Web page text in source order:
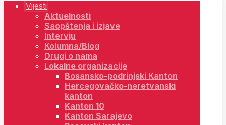
Vijesti
Aktuelnosti
Saopštenja i izjave
Intervju
Kolumna/Blog
Drugi o nama
Lokalne organizacije
Bosansko-podrinjski Kanton
Hercegovačko-neretvanski
kanton
Kanton 10
Kanton Sarajevo